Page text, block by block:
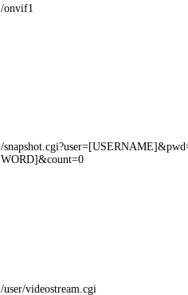
/onvif1
/
WORD]&count=0
/user/videostream.cgi